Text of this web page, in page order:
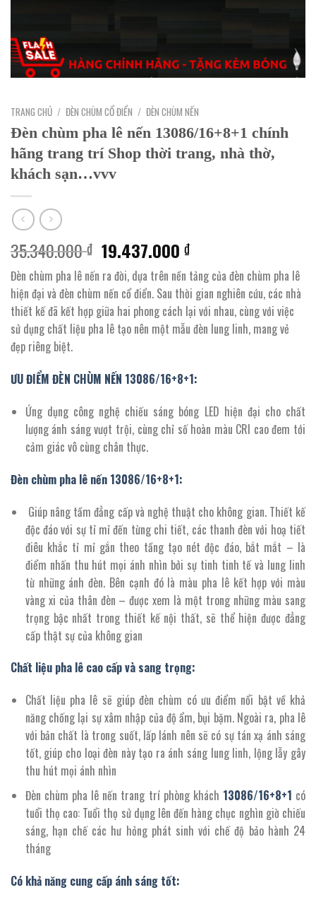
TRANG CHỦ / ĐÈN CHÙM CỔ ĐIỂN / ĐÈN CHÙM NẾN
Đèn chùm pha lê nến 13086/16+8+1 chính
hãng trang trí Shop thời trang, nhà thờ,
khách sạn…vvv
35.340.000₫ Giá
gốc
là:
35.340.000 ₫.
19.437.000₫Giá
hiện
tại
là:
19.437.000 ₫.
Đèn chùm pha lê nến ra đời, dựa trên nền tảng của đèn chùm pha lê
hiện đại và đèn chùm nến cổ điển. Sau thời gian nghiên cứu, các nhà
thiết kế đã kết hợp giữa hai phong cách lại với nhau, cùng với việc
sử dụng chất liệu pha lê tạo nên một mẫu đèn lung linh, mang vẻ
đẹp riêng biệt.
ƯU ĐIỂM ĐÈN CHÙM NẾN 13086/16+8+1:
Ứng dụng công nghệ chiếu sáng bóng LED hiện đại cho chất
lượng ánh sáng vượt trội, cùng chỉ số hoàn màu CRI cao đem tới
cảm giác vô cùng chân thực.
Đèn chùm pha lê nến 13086/16+8+1:
Giúp nâng tầm đẳng cấp và nghệ thuật cho không gian. Thiết kế
độc đáo với sự tỉ mỉ đến từng chi tiết, các thanh đèn với hoạ tiết
điêu khắc tỉ mỉ gắn theo tầng tạo nét độc đáo, bắt mắt – là
điểm nhấn thu hút mọi ánh nhìn bởi sự tinh tinh tế và lung linh
từ những ánh đèn. Bên cạnh đó là màu pha lê kết hợp với màu
vàng xi của thân đèn – được xem là một trong những màu sang
trọng bậc nhất trong thiết kế nội thất, sẽ thể hiện được đẳng
cấp thật sự của không gian
Chất liệu pha lê cao cấp và sang trọng:
Chất liệu pha lê sẽ giúp đèn chùm có ưu điểm nổi bật về khả
năng chống lại sự xâm nhập của độ ẩm, bụi bặm. Ngoài ra, pha lê
với bản chất là trong suốt, lấp lánh nên sẽ có sự tán xạ ánh sáng
tốt, giúp cho loại đèn này tạo ra ánh sáng lung linh, lộng lẫy gây
thu hút mọi ánh nhìn
Đèn chùm pha lê nến trang trí phòng khách 13086/16+8+1 có
tuổi thọ cao: Tuổi thọ sử dụng lên đến hàng chục nghìn giờ chiếu
sáng, hạn chế các hư hỏng phát sinh với chế độ bảo hành 24
tháng
Có khả năng cung cấp ánh sáng tốt: